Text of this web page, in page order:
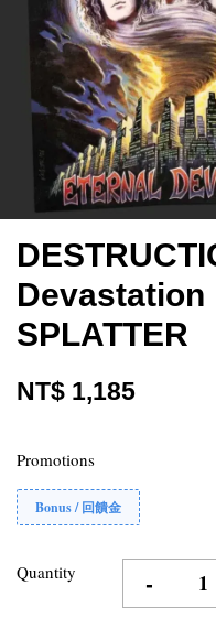
Devastation
SPLATTER
NT$ 1,185
Promotions
Bonus / 回饋金
Quantity -